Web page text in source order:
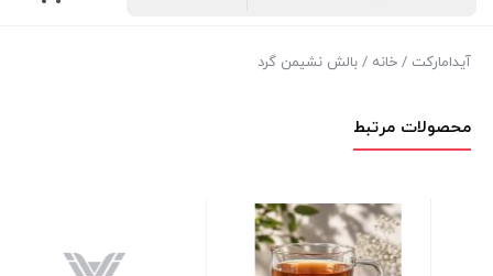
آیدامارکت / خانه / بالش نشیمن گرد
محصولات مرتبط